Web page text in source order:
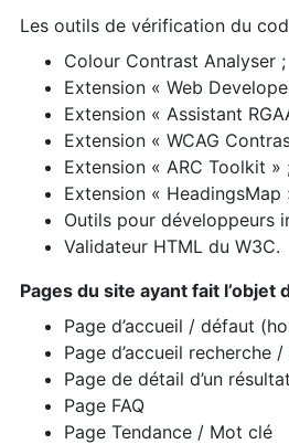
Les outils de vérification du
Colour Contrast Analyser ;
Extension « Web
Extension « Assistant
Extension « WCAG
Extension « ARC Toolkit »
Extension « HeadingsMap
Outils pour développeurs
Validateur HTML du W3C.
Pages du site ayant fait
Page d’accueil / défaut
Page d’accueil recherche
Page de détail d’un résultat
Page FAQ
Page Tendance / Mot clé